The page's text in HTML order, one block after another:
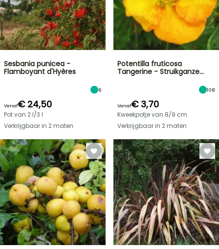
Sesbania punicea -
Flamboyant d'Hyères
6
Vanaf€ 24,50
Pot van 2 l/3 l
Verkrijgbaar in 2 maten
Potentilla fruticosa
Tangerine - Struikganze…
108
Vanaf€ 3,70
Kweekpotje van 8/9 cm
Verkrijgbaar in 2 maten